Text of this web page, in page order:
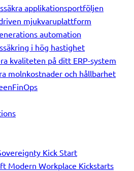
applikationsportföljen
mjukvaruplattform
automation
i hög hastighet
kvaliteten på ditt ERP-system
molnkostnader och hållbarhet
Kick Start
Modern Workplace Kickstarts